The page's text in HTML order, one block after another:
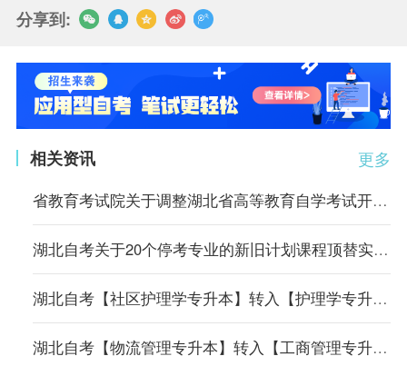
分享到:
更多
相关资讯
省教育考试院关于调整湖北省高等教育自学考试开考专业考试计划的通告
湖北自考关于20个停考专业的新旧计划课程顶替实施方案
湖北自考【社区护理学专升本】转入【护理学专升本】专业课程顶替表
湖北自考【物流管理专升本】转入【工商管理专升本】专业课程顶替表